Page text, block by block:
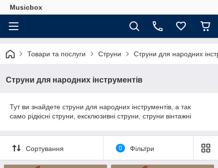
Musicbox
Товари та послуги Струни Струни для народних
Струни для народних інструментів
Тут ви знайдете струни для народних інструментів, а так
само рідкісні струни, ексклюзивні струни, струни вінтажні
Сортування 0 Фільтри